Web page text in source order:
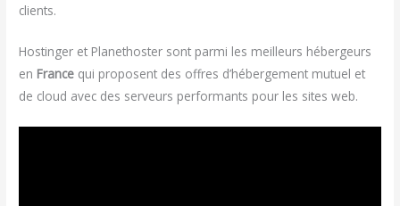
clients.
Hostinger et Planethoster sont parmi les meilleurs hébergeurs
en France qui proposent des offres d’hébergement mutuel et
de cloud avec des serveurs performants pour les sites web.